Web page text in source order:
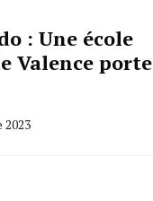
: Une école
Valence porte
2023